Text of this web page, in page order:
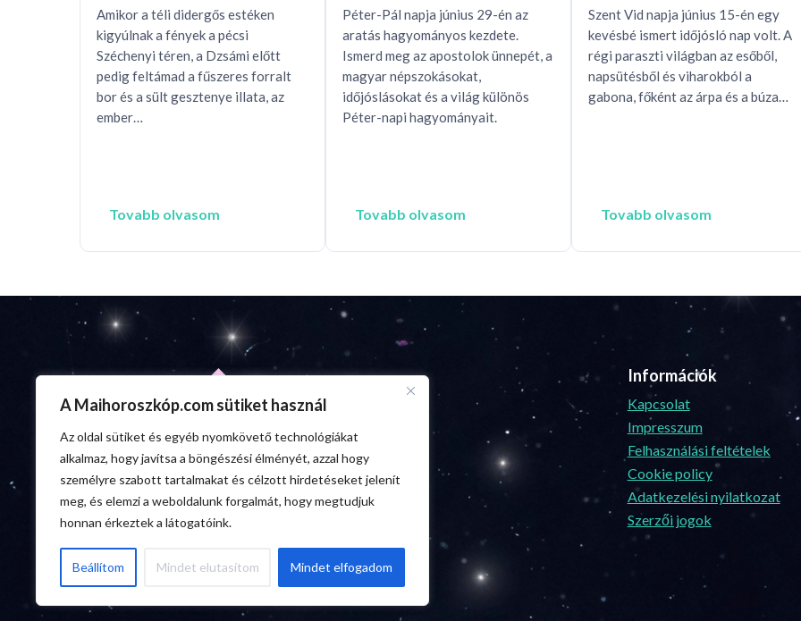
A Maihoroszkóp.com sütiket használ
Az oldal sütiket és egyéb nyomkövető technológiákat
alkalmaz, hogy javítsa a böngészési élményét, azzal hogy
személyre szabott tartalmakat és célzott hirdetéseket jelenít
meg, és elemzi a weboldalunk forgalmát, hogy megtudjuk
honnan érkeztek a látogatóink.
Beállítom Mindet elutasítom Mindet elfogadom
Amikor a téli didergős estéken
kigyúlnak a fények a pécsi
Széchenyi téren, a Dzsámi előtt
pedig feltámad a fűszeres forralt
bor és a sült gesztenye illata, az
ember…
Tovabb olvasom
Péter-Pál napja június 29-én az
aratás hagyományos kezdete.
Ismerd meg az apostolok ünnepét, a
magyar népszokásokat,
időjóslásokat és a világ különös
Péter-napi hagyományait.
Tovabb olvasom
Szent Vid napja június 15-én egy
kevésbé ismert időjósló nap volt. A
régi paraszti világban az esőből,
napsütésből és viharokból a
gabona, főként az árpa és a búza…
Tovabb olvasom
Információk
Kapcsolat
Impresszum
Felhasználási feltételek
Cookie policy
Adatkezelési nyilatkozat
Szerzői jogok